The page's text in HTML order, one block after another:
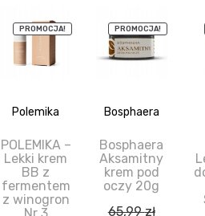
PROMOCJA!
Polemika
POLEMIKA –
Lekki krem
BB z
fermentem
z winogron
Nr 3
PROMOCJA!
Bosphaera
Bosphaera
Aksamitny
krem pod
oczy 20g
65,99zł